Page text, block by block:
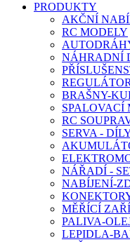
PRODUKTY
AKČNÍ
RC MODELY
NÁHRADNÍ
BRAŠNY-
SPALOVACÍ
RC
SERVA -
NÁŘADÍ -
NABÍJENÍ-
MĚŘÍCÍ
PALIVA-
LEPIDLA-